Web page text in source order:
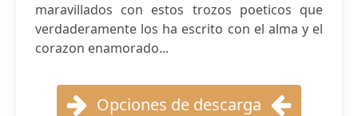
maravillados con estos trozos poeticos que
verdaderamente los ha escrito con el alma y el
corazon enamorado...
Opciones de descarga